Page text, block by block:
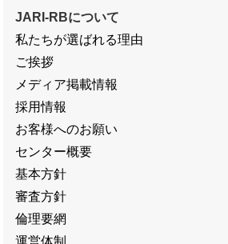
JARI-RBについて
私たちが選ばれる理由
ご挨拶
メディア掲載情報
採用情報
お客様へのお願い
センター概要
基本方針
審査方針
倫理要網
運営体制